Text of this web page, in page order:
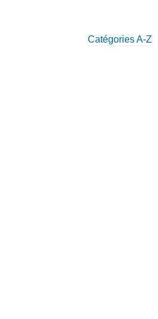
Catégories A-Z